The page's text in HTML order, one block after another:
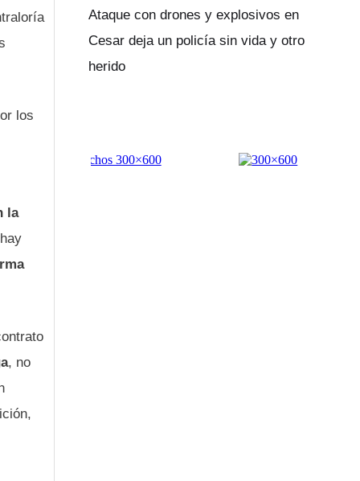
los
la
, no
Ataque con drones y explosivos en
Cesar deja un policía sin vida y otro
herido